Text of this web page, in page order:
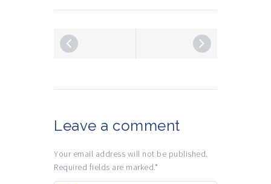
Leave a comment
Your email address will not be published.
Required fields are marked.*